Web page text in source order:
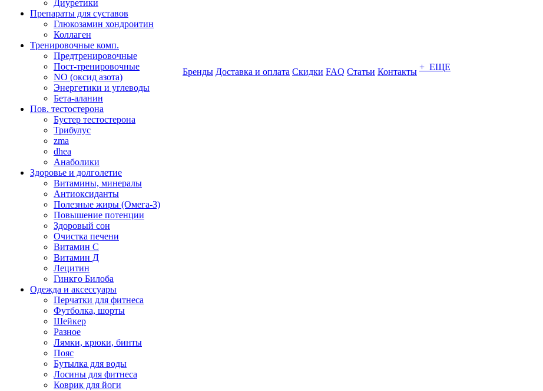
Диуретики
Препараты для суставов
Глюкозамин хондроитин
Коллаген
Тренировочные комп.
Предтренировочные
Пост-тренировочные
NO (оксид азота)
Энергетики и углеводы
Бета-аланин
Пов. тестостерона
Бустер тестостерона
Трибулус
zma
dhea
Анаболики
Здоровье и долголетие
Витамины, минералы
Антиоксиданты
Полезные жиры (Омега-3)
Повышение потенции
Здоровый сон
Очистка печени
Витамин С
Витамин Д
Лецитин
Гинкго Билоба
Одежда и аксессуары
Перчатки для фитнеса
Футболка, шорты
Шейкер
Разное
Лямки, крюки, бинты
Пояс
Бутылка для воды
Лосины для фитнеса
Коврик для йоги
Бренды Доставка и оплата Скидки FAQ Статьи Контакты + ЕЩЕ